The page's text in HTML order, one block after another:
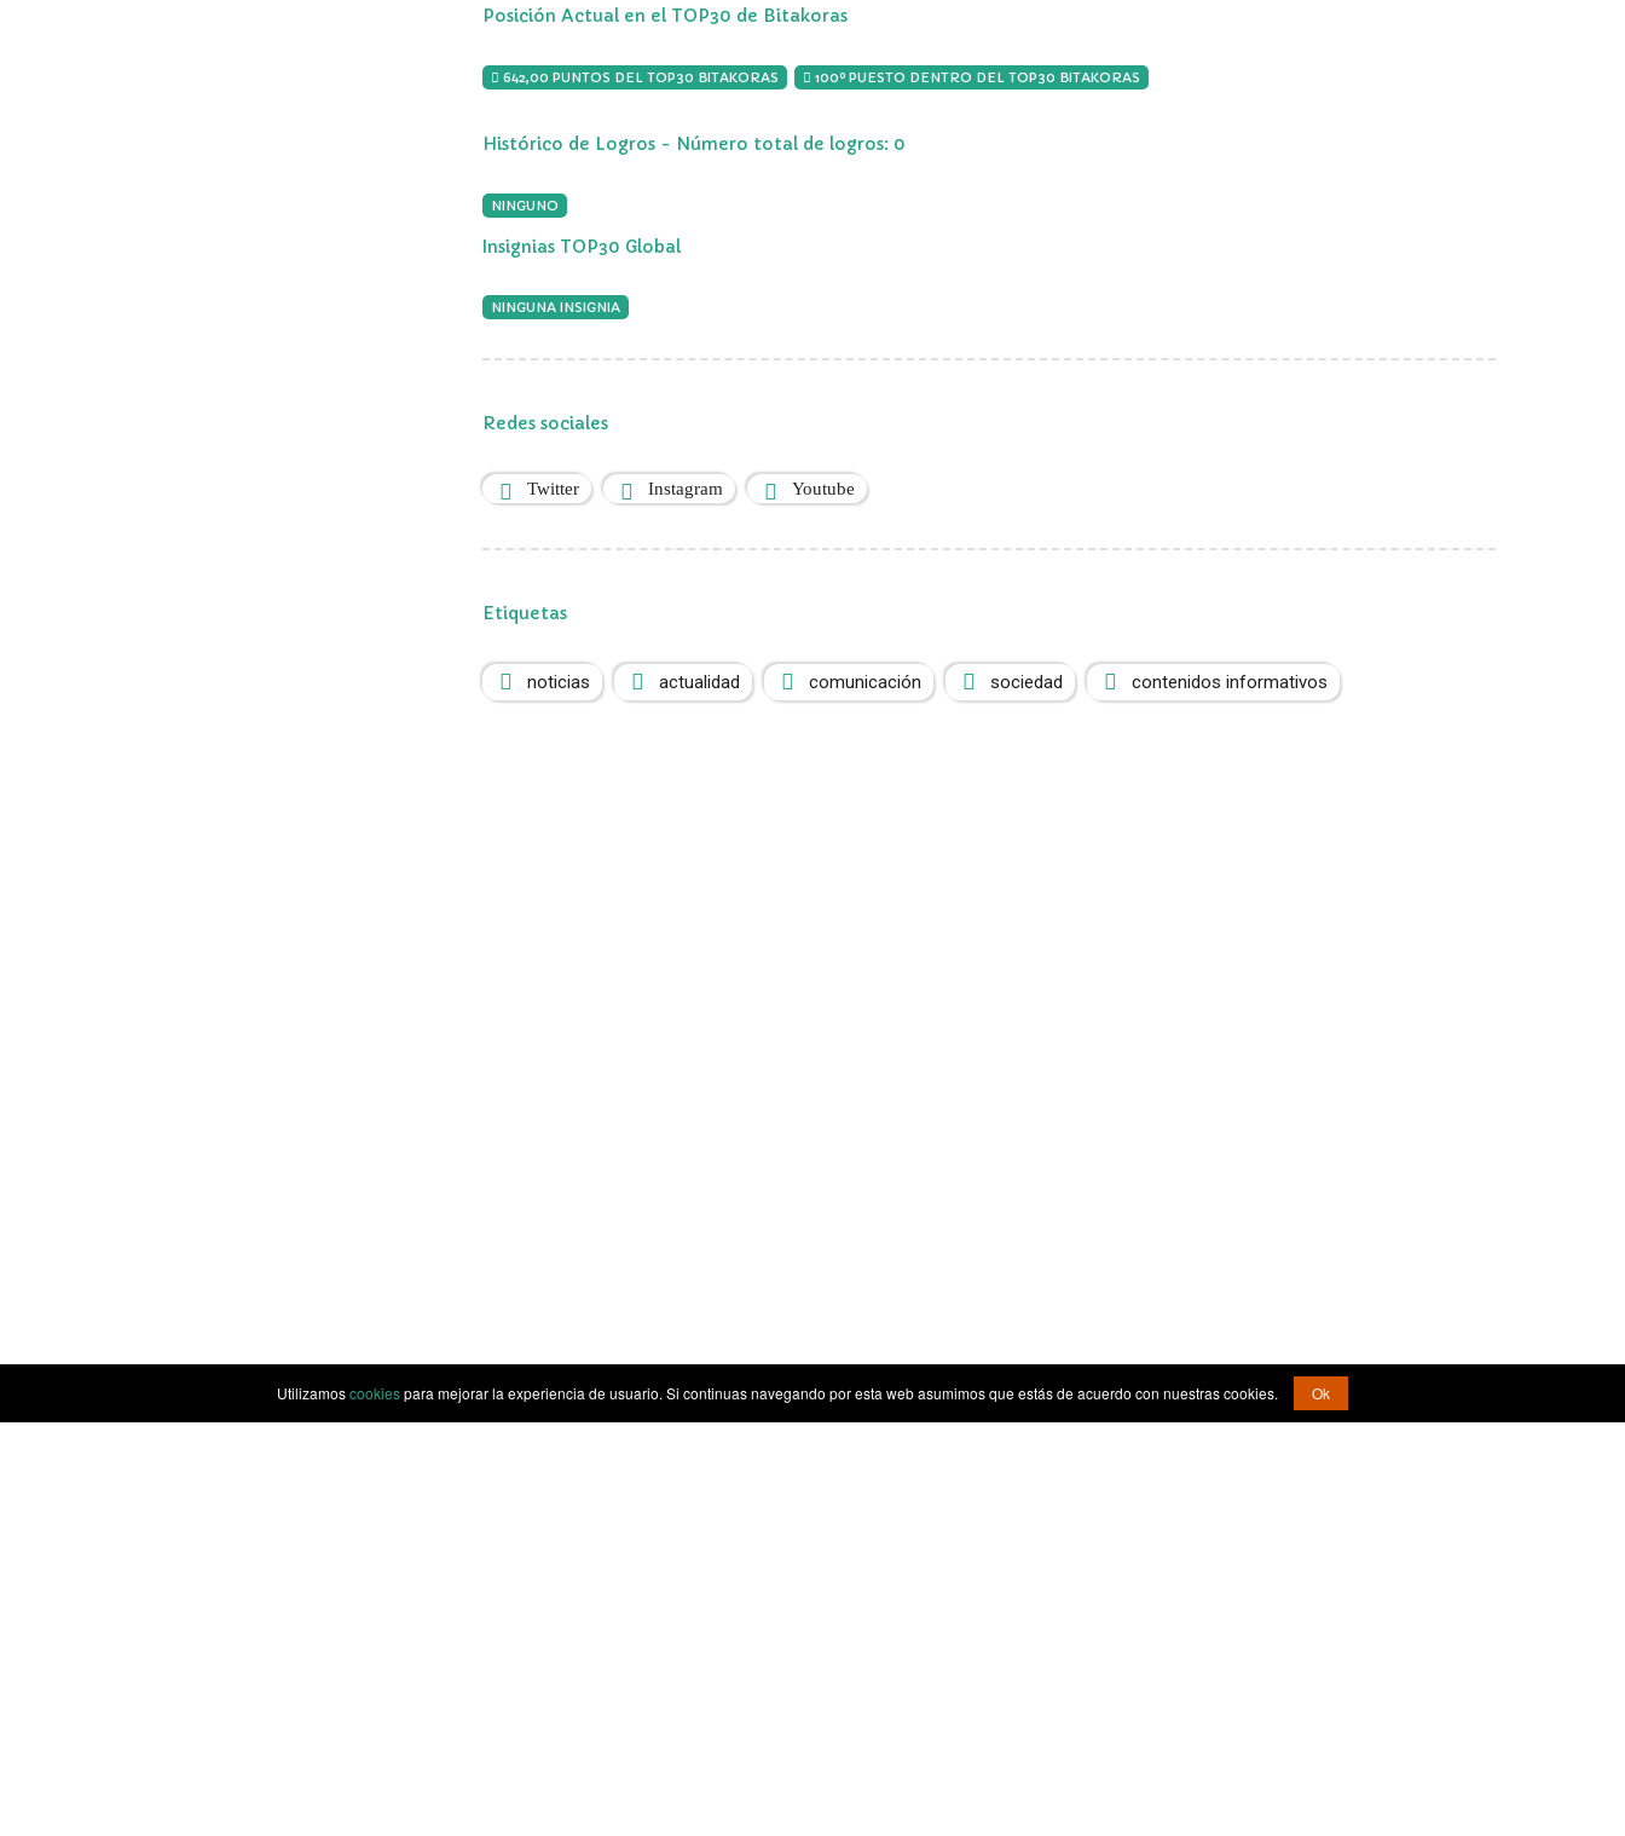
Posición Actual en el TOP30 de Bitakoras
642,00 PUNTOS DEL TOP30 BITAKORAS 100º PUESTO DENTRO DEL TOP30 BITAKORAS
Histórico de Logros - Número total de logros: 0
NINGUNO
Insignias TOP30 Global
NINGUNA INSIGNIA
Redes sociales
Twitter Instagram Youtube
Etiquetas
noticias actualidad comunicación sociedad contenidos informativos
Utilizamoscookiespara mejorar la experiencia de usuario. Si continuas navegando por esta web asumimos que estás de acuerdo con nuestras cookies. Ok